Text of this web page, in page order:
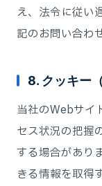
え、法令に従い
記のお問い合わ
8. クッキー
当社のWebサイ
セス状況の把握
する場合があり
きる情報を取得